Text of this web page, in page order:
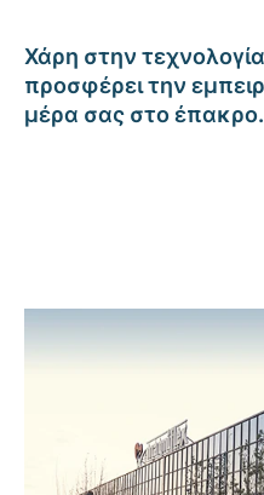
Χάρη στην
προσφέρει την
μέρα σας στο έπακρο.